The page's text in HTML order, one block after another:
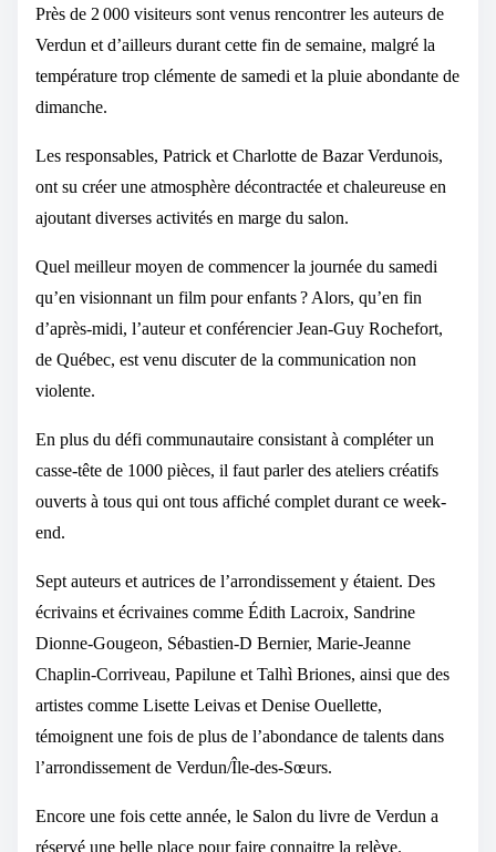
Près de 2 000 visiteurs sont venus rencontrer les auteurs de
Verdun et d’ailleurs durant cette fin de semaine, malgré la
température trop clémente de samedi et la pluie abondante de
dimanche.
Les responsables, Patrick et Charlotte de Bazar Verdunois,
ont su créer une atmosphère décontractée et chaleureuse en
ajoutant diverses activités en marge du salon.
Quel meilleur moyen de commencer la journée du samedi
qu’en visionnant un film pour enfants ? Alors, qu’en fin
d’après-midi, l’auteur et conférencier Jean-Guy Rochefort,
de Québec, est venu discuter de la communication non
violente.
En plus du défi communautaire consistant à compléter un
casse-tête de 1000 pièces, il faut parler des ateliers créatifs
ouverts à tous qui ont tous affiché complet durant ce week-
end.
Sept auteurs et autrices de l’arrondissement y étaient. Des
écrivains et écrivaines comme Édith Lacroix, Sandrine
Dionne-Gougeon, Sébastien-D Bernier, Marie-Jeanne
Chaplin-Corriveau, Papilune et Talhì Briones, ainsi que des
artistes comme Lisette Leivas et Denise Ouellette,
témoignent une fois de plus de l’abondance de talents dans
l’arrondissement de Verdun/Île-des-Sœurs.
Encore une fois cette année, le Salon du livre de Verdun a
réservé une belle place pour faire connaitre la relève.